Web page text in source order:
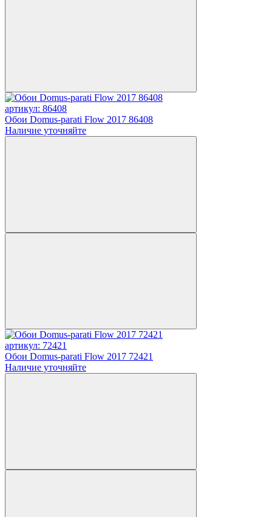
артикул: 86408
Обои Domus-parati Flow 2017 86408
Наличие уточняйте
артикул: 72421
Обои Domus-parati Flow 2017 72421
Наличие уточняйте